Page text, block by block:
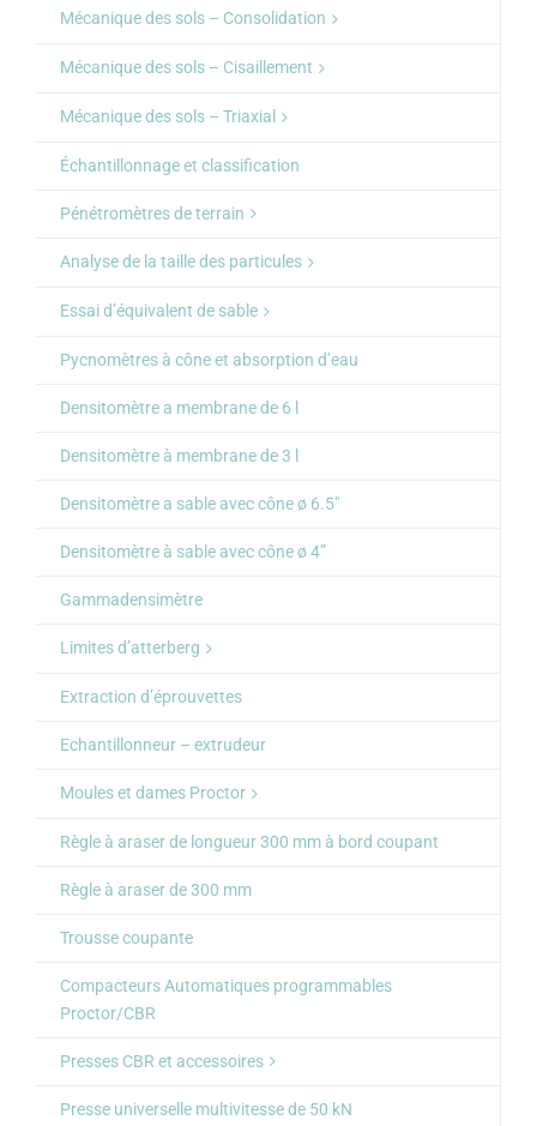
Mécanique des sols – Consolidation
Mécanique des sols – Cisaillement
Mécanique des sols – Triaxial
Échantillonnage et classification
Pénétromètres de terrain
Analyse de la taille des particules
Essai d’équivalent de sable
Pycnomètres à cône et absorption d’eau
Densitomètre a membrane de 6 l
Densitomètre à membrane de 3 l
Densitomètre a sable avec cône ø 6.5″
Densitomètre à sable avec cône ø 4”
Gammadensimètre
Limites d’atterberg
Extraction d’éprouvettes
Echantillonneur – extrudeur
Moules et dames Proctor
Règle à araser de longueur 300 mm à bord coupant
Règle à araser de 300 mm
Trousse coupante
Compacteurs Automatiques programmables
Proctor/CBR
Presses CBR et accessoires
Presse universelle multivitesse de 50 kN